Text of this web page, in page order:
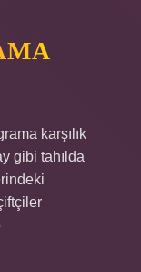
karşılık
gibi tahılda